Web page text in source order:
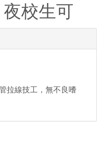
校生可
拉線技工，無不良嗜